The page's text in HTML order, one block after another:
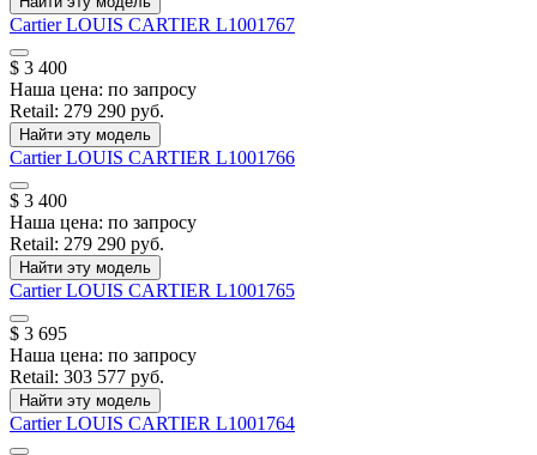
CartierLOUIS CARTIER L1001767
$ 3 400
Наша цена: по запросу
Retail: 279 290 руб.
Найти эту модель
CartierLOUIS CARTIER L1001766
$ 3 400
Наша цена: по запросу
Retail: 279 290 руб.
Найти эту модель
CartierLOUIS CARTIER L1001765
$ 3 695
Наша цена: по запросу
Retail: 303 577 руб.
Найти эту модель
CartierLOUIS CARTIER L1001764